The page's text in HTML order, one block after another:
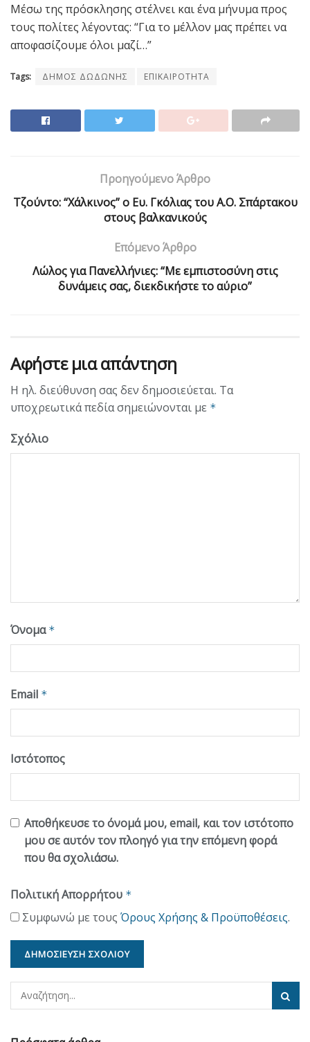
Μέσω της πρόσκλησης στέλνει και ένα μήνυμα προς
τους πολίτες λέγοντας: “Για το μέλλον μας πρέπει να
αποφασίζουμε όλοι μαζί…”
Tags: ΔΗΜΟΣ ΔΩΔΩΝΗΣ ΕΠΙΚΑΙΡΟΤΗΤΑ
Προηγούμενο Άρθρο
Τζούντο: “Χάλκινος” ο Ευ. Γκόλιας του Α.Ο. Σπάρτακου
στους βαλκανικούς
Επόμενο Άρθρο
Λώλος για Πανελλήνιες: “Με εμπιστοσύνη στις
δυνάμεις σας, διεκδικήστε το αύριο”
Αφήστε μια απάντηση
Η ηλ. διεύθυνση σας δεν δημοσιεύεται. Τα
υποχρεωτικά πεδία σημειώνονται με *
Σχόλιο
Όνομα *
Email *
Ιστότοπος
Αποθήκευσε το όνομά μου, email, και τον ιστότοπο
μου σε αυτόν τον πλοηγό για την επόμενη φορά
που θα σχολιάσω.
Πολιτική Απορρήτου *
Συμφωνώ με τους Όρους Χρήσης & Προϋποθέσεις.